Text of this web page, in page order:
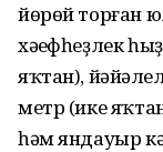
йөрөй торған
хәүефһеҙлек
яҡтан),
метр (ике
һәм яндауыр